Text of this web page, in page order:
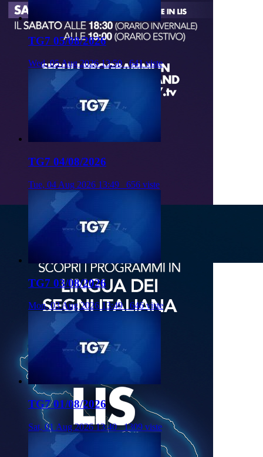
TG7 05/08/2026
Wed, 05 Aug 2026 13:50 641 viste
TG7 04/08/2026
Tue, 04 Aug 2026 13:49 656 viste
TG7 03/08/2026
Mon, 03 Aug 2026 13:49 646 viste
TG7 01/08/2026
Sat, 01 Aug 2026 13:40 1309 viste